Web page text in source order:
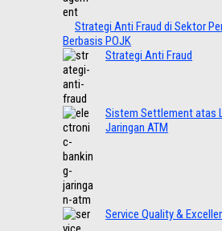
Strategi Anti Fraud di Sektor
Berbasis POJK
Strategi Anti Fraud
Sistem Settlement atas
Jaringan ATM
Service Quality &